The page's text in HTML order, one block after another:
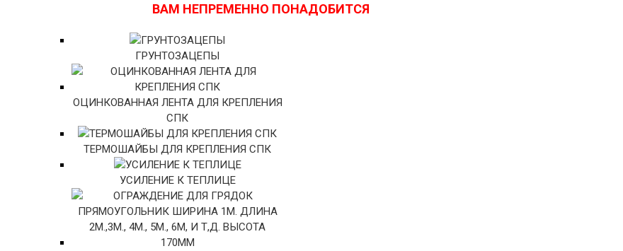
ВАМ НЕПРЕМЕННО ПОНАДОБИТСЯ
ГРУНТОЗАЦЕПЫ
ОЦИНКОВАННАЯ ЛЕНТА ДЛЯ КРЕПЛЕНИЯ
СПК
ТЕРМОШАЙБЫ ДЛЯ КРЕПЛЕНИЯ СПК
УСИЛЕНИЕ К ТЕПЛИЦЕ